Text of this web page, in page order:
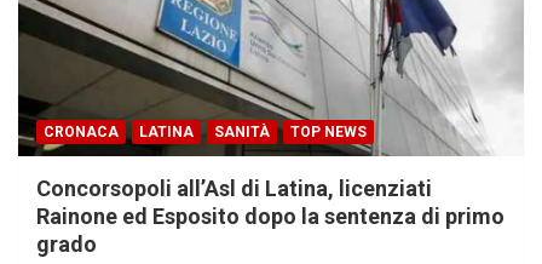
CRONACA LATINA SANITÀ TOP NEWS
Concorsopoli all’Asl di Latina, licenziati
Rainone ed Esposito dopo la sentenza di primo
grado